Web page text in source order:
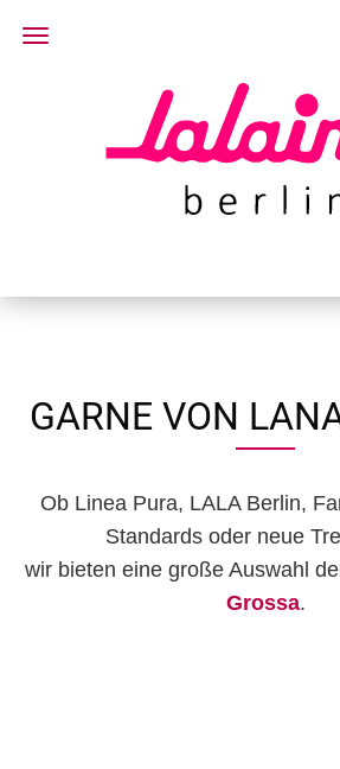
GARNE VON
Ob Linea Pura, LALA Berlin,
Standards oder neue
wir bieten eine große Auswahl
Grossa.